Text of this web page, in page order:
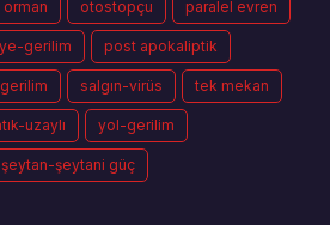
orman otostopçu paralel evren
gerilim post apokaliptik
salgın-virüs tek mekan
uzaylı yol-gerilim
şeytan-şeytani güç